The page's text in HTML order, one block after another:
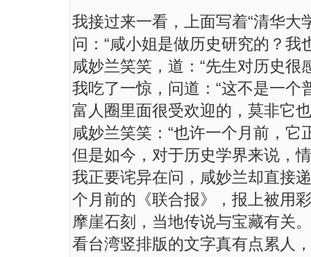
我接过来一看，上面写着“清华大
问：“咸小姐是做历史研究的？我
咸妙兰笑笑，道：“先生对历史
我吃了一惊，问道：“这不是一
富人圈里面很受欢迎的，莫非它
咸妙兰笑笑：“也许一个月前，
但是如今，对于历史学界来说，
我正要诧异在问，咸妙兰却直接
个月前的《联合报》，报上被用
摩崖石刻，当地传说与宝藏有关
看台湾竖排版的文字真有点累人